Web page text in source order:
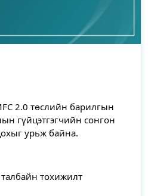
2.0 төслийн барилгын
гүйцэтгэгчийн сонгон
урьж байна.
талбайн тохижилт